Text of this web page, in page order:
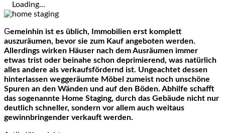
Loading...
Gemeinhin ist es üblich, Immobilien erst komplett
auszuräumen, bevor sie zum Kauf angeboten werden.
Allerdings wirken Häuser nach dem Ausräumen immer
etwas trist oder beinahe schon deprimierend, was natürlich
alles andere als verkaufsfördernd ist. Ungeachtet dessen
hinterlassen weggeräumte Möbel zumeist noch unschöne
Spuren an den Wänden und auf den Böden. Abhilfe schafft
das sogenannte Home Staging, durch das Gebäude nicht nur
deutlich schneller, sondern vor allem auch weitaus
gewinnbringender verkauft werden.